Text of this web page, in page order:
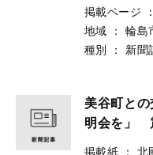
掲載ページ
：
地域
：
輪島
種別
： 新聞
美谷町と
明会を」
掲載紙 ：
北